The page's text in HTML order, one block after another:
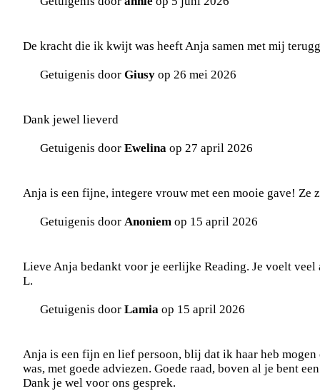
De kracht die ik kwijt was heeft Anja samen met mij
Getuigenis door Giusy op 26 mei 2026
Dank jewel lieverd
Getuigenis door Ewelina op 27 april 2026
Anja is een fijne, integere vrouw met een mooie gave! Ze
Getuigenis door Anoniem op 15 april 2026
Lieve Anja bedankt voor je eerlijke Reading. Je voelt
L.
Getuigenis door Lamia op 15 april 2026
Anja is een fijn en lief persoon, blij dat ik haar heb
was, met goede adviezen. Goede raad, boven al je bent
Dank je wel voor ons gesprek.